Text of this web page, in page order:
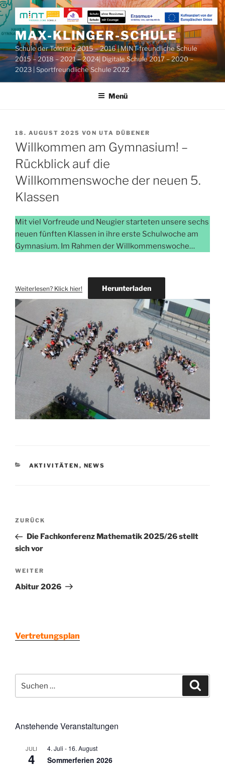
Zum
Inhalt
springenMAX-KLINGER-SCHULE
Schule der Toleranz 2015 – 2016 | MINT-freundliche Schule
2015 – 2018 – 2021 – 2024| Digitale Schule 2017 – 2020 –
2023 | Sportfreundliche Schule 2022
Menü
VERÖFFENTLICHT
AM
18. AUGUST 2025 VON UTA DÜBENER
Willkommen am Gymnasium! –
Rückblick auf die
Willkommenswoche der neuen 5.
Klassen
Mit viel Vorfreude und Neugier starteten unsere sechs
neuen fünften Klassen in ihre erste Schulwoche am
Gymnasium. Im Rahmen der Willkommenswoche…
Weiterlesen? Klick hier! Herunterladen
KATEGORIEN
AKTIVITÄTEN , NEWS
Beitragsnavigation
Vorheriger
Beitrag
ZURÜCK
Die Fachkonferenz Mathematik 2025/26 stellt
sich vor
Nächster
Beitrag
WEITER
Abitur 2026
Vertretungsplan
nach:
Anstehende Veranstaltungen
JULI
4
4. Juli - 16. August
Sommerferien 2026